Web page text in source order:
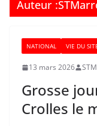
Auteur :
NATIONAL VIE DU
13 mars 2026
Grosse
Crolles le